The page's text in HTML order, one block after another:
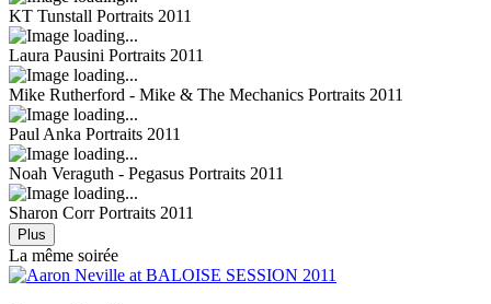
KT Tunstall Portraits 2011
Laura Pausini Portraits 2011
Mike Rutherford - Mike & The Mechanics Portraits 2011
Paul Anka Portraits 2011
Noah Veraguth - Pegasus Portraits 2011
Sharon Corr Portraits 2011
Plus
La même soirée